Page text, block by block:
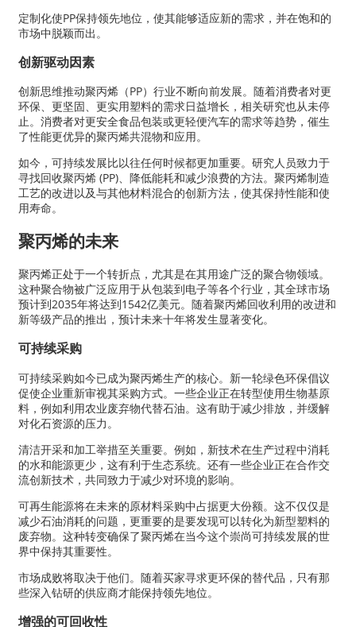
定制化使PP保持领先地位，使其能够适应新的需求，并在饱和的
市场中脱颖而出。
创新驱动因素
创新思维推动聚丙烯（PP）行业不断向前发展。随着消费者对更
环保、更坚固、更实用塑料的需求日益增长，相关研究也从未停
止。消费者对更安全食品包装或更轻便汽车的需求等趋势，催生
了性能更优异的聚丙烯共混物和应用。
如今，可持续发展比以往任何时候都更加重要。研究人员致力于
寻找回收聚丙烯 (PP)、降低能耗和减少浪费的方法。聚丙烯制造
工艺的改进以及与其他材料混合的创新方法，使其保持性能和使
用寿命。
聚丙烯的未来
聚丙烯正处于一个转折点，尤其是在其用途广泛的聚合物领域。
这种聚合物被广泛应用于从包装到电子等各个行业，其全球市场
预计到2035年将达到1542亿美元。随着聚丙烯回收利用的改进和
新等级产品的推出，预计未来十年将发生显著变化。
可持续采购
可持续采购如今已成为聚丙烯生产的核心。新一轮绿色环保倡议
促使企业重新审视其采购方式。一些企业正在转型使用生物基原
料，例如利用农业废弃物代替石油。这有助于减少排放，并缓解
对化石资源的压力。
清洁开采和加工举措至关重要。例如，新技术在生产过程中消耗
的水和能源更少，这有利于生态系统。还有一些企业正在合作交
流创新技术，共同致力于减少对环境的影响。
可再生能源将在未来的原材料采购中占据更大份额。这不仅仅是
减少石油消耗的问题，更重要的是要发现可以转化为新型塑料的
废弃物。这种转变确保了聚丙烯在当今这个崇尚可持续发展的世
界中保持其重要性。
市场成败将取决于他们。随着买家寻求更环保的替代品，只有那
些深入钻研的供应商才能保持领先地位。
增强的可回收性